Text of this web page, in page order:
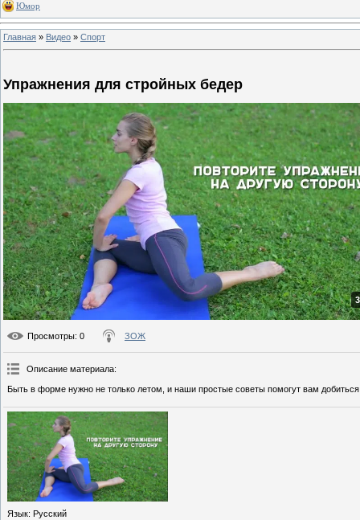
Юмор
Главная » Видео » Спорт
Упражнения для стройных бедер
Просмотры: 0 ЗОЖ
Описание материала:
Быть в форме нужно не только летом, и наши простые советы помогут вам добиться
Язык: Русский